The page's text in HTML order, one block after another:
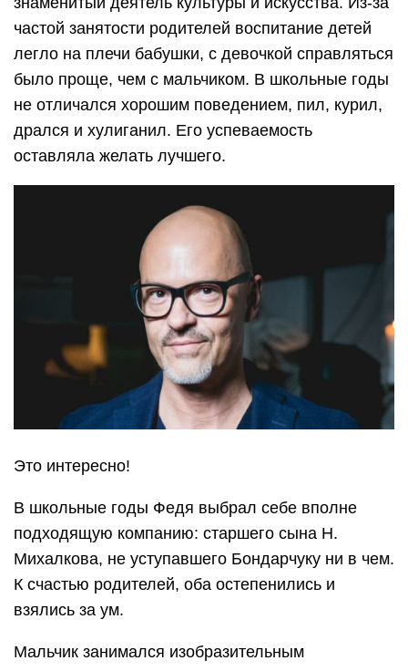
частой занятости родителей воспитание детей
легло на плечи бабушки, с девочкой справляться
было проще, чем с мальчиком. В школьные годы
не отличался хорошим поведением, пил, курил,
дрался и хулиганил. Его успеваемость
оставляла желать лучшего.
Это интересно!
В школьные годы Федя выбрал себе вполне
подходящую компанию: старшего сына Н.
Михалкова, не уступавшего Бондарчуку ни в чем.
К счастью родителей, оба остепенились и
взялись за ум.
Мальчик занимался изобразительным